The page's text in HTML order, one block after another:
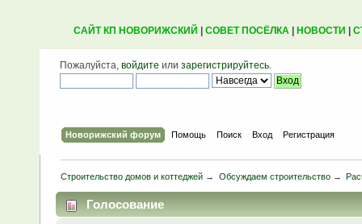
САЙТ КП НОВОРИЖСКИЙ СОВЕТ ПОСЁЛКА| НОВОСТИ
Пожалуйста, войдите или зарегистрируйтесь.
Новорижский форум Помощь Поиск Вход Регистрация
Строительство домов и коттеджей → Обсуждаем строительство→
Голосование